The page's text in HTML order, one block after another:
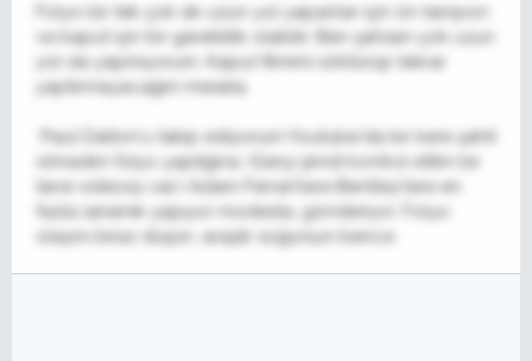
Folyo bir tek çok sık uzun yol yapanlar için ön tampon
ve kaput için bir gereklilik olabilir. Ben şahsen çok uzun
yol da yapmıyorum. Kaput filmimi söktürüp tekrar
yaptırmayacağım mesela.
Paul Dalton'u takip ediyorum Youtube'da bir kere şahit
olmadım folyo yaptığına. (Gerçi şimdi kontrol ettim bir
tane videosu var.) Adam Ferrari'lere Bentley'lere en
fazla seramik yapıyor modesta, gönderiyor. Folyo
olayını biraz düşün, araştır soğursun bence.